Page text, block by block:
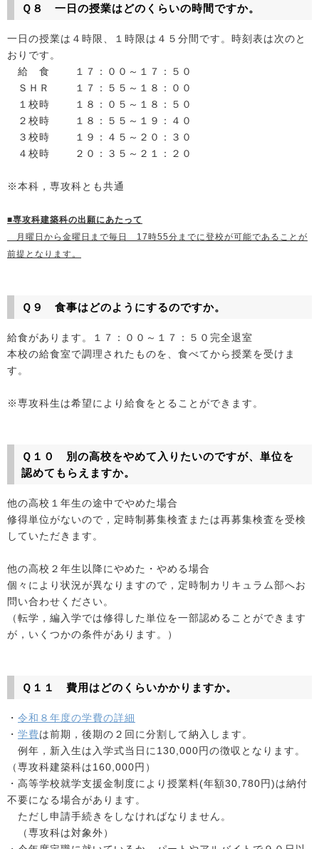
Ｑ８ 一日の授業はどのくらいの時間ですか。
一日の授業は４時限、１時限は４５分間です。時刻表は次のと
おりです。
給 食 １７：００～１７：５０
ＳＨＲ １７：５５～１８：００
１校時 １８：０５～１８：５０
２校時 １８：５５～１９：４０
３校時 １９：４５～２０：３０
４校時 ２０：３５～２１：２０
※本科，専攻科とも共通
■専攻科建築科の出願にあたって
月曜日から金曜日まで毎日 17時55分までに登校が可能であることが
前提となります。
Ｑ９ 食事はどのようにするのですか。
給食があります。１７：００～１７：５０完全退室
本校の給食室で調理されたものを、食べてから授業を受けま
す。
※専攻科生は希望により給食をとることができます。
Ｑ１０ 別の高校をやめて入りたいのですが、単位を
認めてもらえますか。
他の高校１年生の途中でやめた場合
修得単位がないので，定時制募集検査または再募集検査を受検
していただきます。
他の高校２年生以降にやめた・やめる場合
個々により状況が異なりますので，定時制カリキュラム部へお
問い合わせください。
（転学，編入学では修得した単位を一部認めることができます
が，いくつかの条件があります。）
Ｑ１１ 費用はどのくらいかかりますか。
・ 令和８年度の学費の詳細
・ 学費は前期，後期の２回に分割して納入します。
例年，新入生は入学式当日に130,000円の徴収となります。
（専攻科建築科は160,000円）
・高等学校就学支援金制度により授業料(年額30,780円)は納付
不要になる場合があります。
ただし申請手続きをしなければなりません。
（専攻科は対象外）